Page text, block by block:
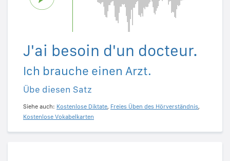
J'ai besoin d'un docteur.
Ich brauche einen Arzt.
Übe diesen Satz
Siehe auch: Kostenlose Diktate, Freies Üben des Hörverständnis,
Kostenlose Vokabelkarten